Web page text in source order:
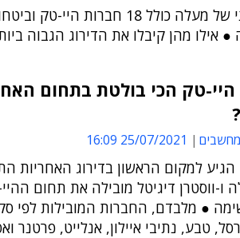
אילו מהן קיבלו את הדירוג הגבוה
היי-טק הכי בולטת בתחום
25/07/2021 16:09
למקום הראשון בדירוג האחריות
ו-ווסטרן דיגיטל מובילה את תחום
● מלבדם, החברות המובילות לפי
טבע, נתיבי איילון, אנלייט, פרטנר